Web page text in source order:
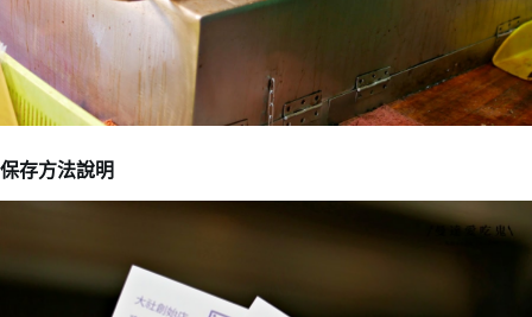
保存方法說明